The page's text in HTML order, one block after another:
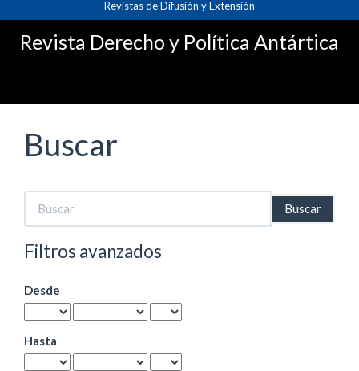
principal
Contenido
Revistas de Difusión y Extensión
Revista Derecho y Política Antártica
Buscar
Buscar
artículos
por
Filtros avanzados
Desde
Hasta